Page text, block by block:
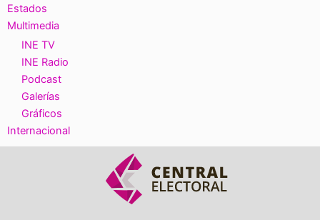
Estados
Multimedia
INE TV
INE Radio
Podcast
Galerías
Gráficos
Internacional